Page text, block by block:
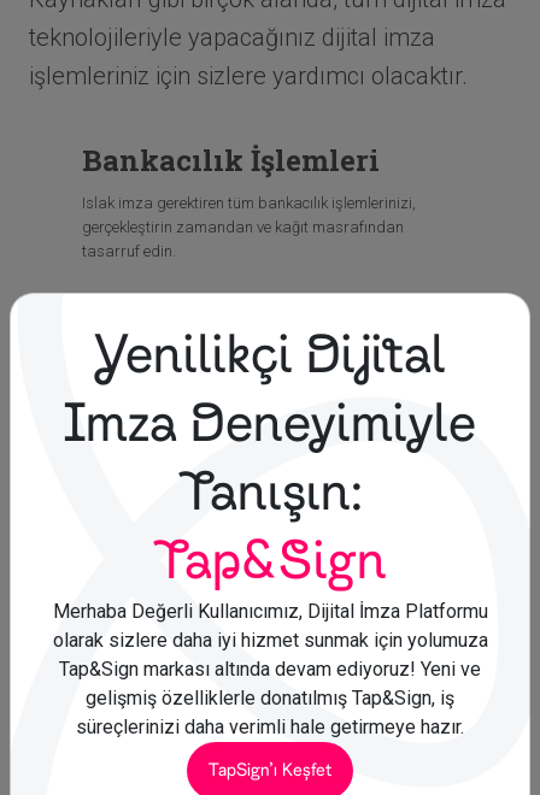
teknolojileriyle yapacağınız dijital imza
işlemleriniz için sizlere yardımcı olacaktır.
Bankacılık İşlemleri
Islak imza gerektiren tüm bankacılık işlemlerinizi,
gerçekleştirin zamandan ve kağıt masrafından
tasarruf edin.
Sözleşmeler
Müşterilerin, yöneticilerin masalarında imzalanmayı ya
artık sizlere zaman kaybettirmesin. Sözleşmelerinizi
dijital ve resmi olarak kâğıtla uğraşmadan yönetin.
Tedarik Zincir Yönetimi
Tedarikçi sözleşmelerinden satın alma süreçlerinize,
belgelerinizi istediğiniz dijital imza yöntemiyle
imzalayın, tedarikçilerinizden belgelerini dijital imzalı
talep edin, süreçlerinizi dijitalleştirin.
Muhasebe İşlemleri
Tüm evraklarınızı dijital ortamda ve tüm dijital imza
seçenekleriyle imzalayın, göndin ve arşivleyin. Faks
Yenilikçi Dijital
İmza Deneyimiyle
Tanışın:
Tap&Sign
Merhaba Değerli Kullanıcımız, Dijital İmza Platformu
olarak sizlere daha iyi hizmet sunmak için yolumuza
Tap&Sign markası altında devam ediyoruz! Yeni ve
gelişmiş özelliklerle donatılmış Tap&Sign, iş
süreçlerinizi daha verimli hale getirmeye hazır.
TapSign'ı Keşfet